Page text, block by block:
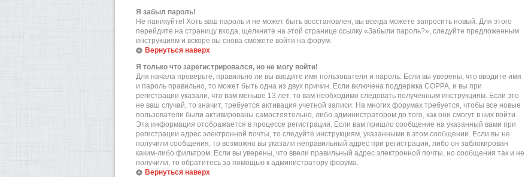
Я забыл пароль!
Не паникуйте! Хоть ваш пароль и не может быть восстановлен, вы всегда можете запросить новый. Для этого
перейдите на страницу входа, щелкните на этой странице ссылку «Забыли пароль?», следуйте предложенным
инструкциям и вскоре вы снова сможете войти на форум.
Вернуться наверх
Я только что зарегистрировался, но не могу войти!
Для начала проверьте, правильно ли вы вводите имя пользователя и пароль. Если вы уверены, что вводите имя
и пароль правильно, то может быть одна из двух причин. Если включена поддержка COPPA, и вы при
регистрации указали, что вам меньше 13 лет, то вам необходимо следовать полученным инструкциям. Если это
не ваш случай, то значит, требуется активация учетной записи. На многих форумах требуется, чтобы все новые
пользователи были активированы самостоятельно, либо администратором до того, как они смогут в них войти.
Эта информация отображается в процессе регистрации. Если вам пришло сообщение на указанный вами при
регистрации адрес электронной почты, то следуйте инструкциям, указанными в этом сообщении. Если вы не
получили сообщения, то возможно вы указали неправильный адрес при регистрации, либо он заблокирован
каким-либо фильтром. Если вы уверены, что ввели правильный адрес электронной почты, но сообщения так и не
получили, то обратитесь за помощью к администратору форума.
Вернуться наверх